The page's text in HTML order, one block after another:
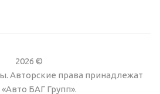
2026 ©
Авторские права принадлежат
БАГ Групп».